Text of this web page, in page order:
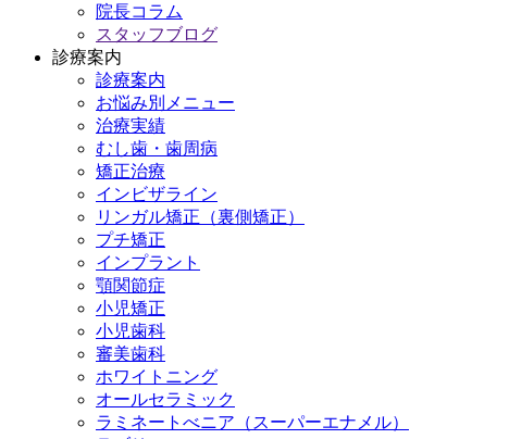
院長コラム
スタッフブログ
診療案内
診療案内
お悩み別メニュー
治療実績
むし歯・歯周病
矯正治療
インビザライン
リンガル矯正（裏側矯正）
プチ矯正
インプラント
顎関節症
小児矯正
小児歯科
審美歯科
ホワイトニング
オールセラミック
ラミネートべニア （スーパーエナメル）